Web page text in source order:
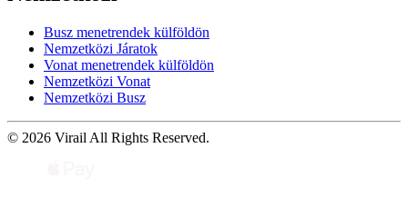
Busz menetrendek külföldön
Nemzetközi Járatok
Vonat menetrendek külföldön
Nemzetközi Vonat
Nemzetközi Busz
© 2026 Virail All Rights Reserved.